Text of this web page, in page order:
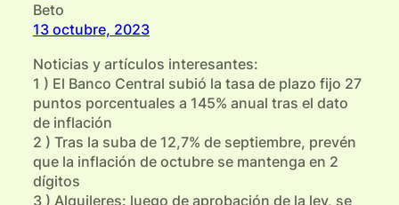
Beto
13 octubre, 2023
Noticias y artículos interesantes:
1 ) El Banco Central subió la tasa de plazo fijo 27
puntos porcentuales a 145% anual tras el dato
de inflación
2 ) Tras la suba de 12,7% de septiembre, prevén
que la inflación de octubre se mantenga en 2
dígitos
3 ) Alquileres: luego de aprobación de la ley, se